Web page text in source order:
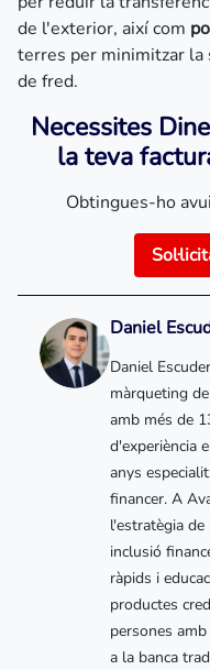
de l'exterior, així com
terres per minimitzar la
de fred.
Necessites
la teva
Obtingues-ho
Daniel
Daniel
màrqueting
amb més de
d'experiència
anys
financer. A
l'estratègia
inclusió
ràpids i
productes
persones
a la banca